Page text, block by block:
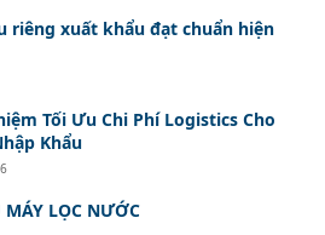
riêng xuất khẩu đạt chuẩn hiện
Tối Ưu Chi Phí Logistics Cho
Khẩu
LỌC NƯỚC